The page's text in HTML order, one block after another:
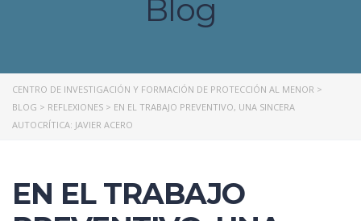
Blog
CENTRO DE INVESTIGACIÓN Y FORMACIÓN DE PROTECCIÓN AL MENOR >
BLOG > REFLEXIONES > EN EL TRABAJO PREVENTIVO, UNA SINCERA
AUTOCRÍTICA: JAVIER ACERO
EN EL TRABAJO